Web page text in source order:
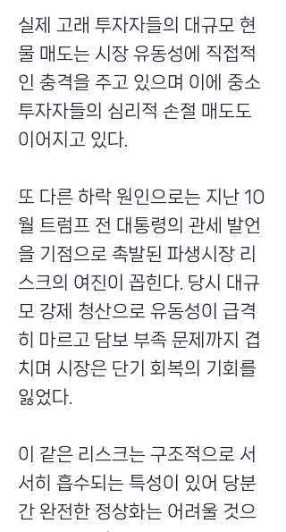
실제 고래 투자자들의 대규모 현
물 매도는 시장 유동성에 직접적
인 충격을 주고 있으며 이에 중소
투자자들의 심리적 손절 매도도
이어지고 있다.
또 다른 하락 원인으로는 지난 10
월 트럼프 전 대통령의 관세 발언
을 기점으로 촉발된 파생시장 리
스크의 여진이 꼽힌다. 당시 대규
모 강제 청산으로 유동성이 급격
히 마르고 담보 부족 문제까지 겹
치며 시장은 단기 회복의 기회를
잃었다.
이 같은 리스크는 구조적으로 서
서히 흡수되는 특성이 있어 당분
간 완전한 정상화는 어려울 것으